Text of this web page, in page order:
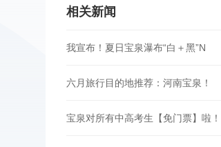
相关新闻
我宣布！夏日宝泉瀑布“白＋黑”N
六月旅行目的地推荐：河南宝泉！
宝泉对所有中高考生【免门票】啦！